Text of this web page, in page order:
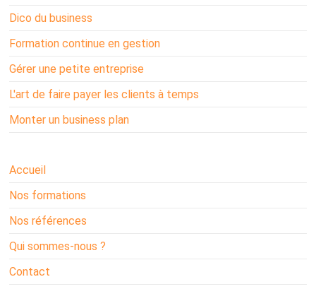
Dico du business
Formation continue en gestion
Gérer une petite entreprise
L'art de faire payer les clients à temps
Monter un business plan
Accueil
Nos formations
Nos références
Qui sommes-nous ?
Contact